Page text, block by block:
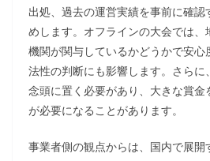
出処、過去の運営実績を事前に確
めします。オフラインの大会では、
機関が関与しているかどうかで安心
法性の判断にも影響します。さらに
念頭に置く必要があり、大きな賞金
が必要になることがあります。
事業者側の観点からは、国内で展開